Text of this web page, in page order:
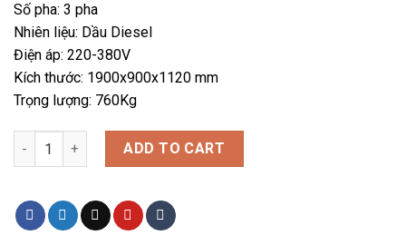
Số pha: 3 pha
Nhiên liệu: Dầu Diesel
Điện áp: 220-380V
Kích thước: 1900x900x1120 mm
Trọng lượng: 760Kg
Máy phát điện 15KVA/12KW 3 pha công nghiệp chạy dầu.
ADD TO CART